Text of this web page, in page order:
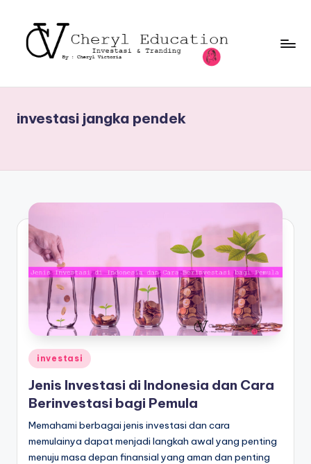
investasi jangka pendek
Posted
in
investasi
Jenis Investasi di Indonesia dan Cara
Berinvestasi bagi Pemula
Memahami berbagai jenis investasi dan cara
memulainya dapat menjadi langkah awal yang penting
menuju masa depan finansial yang aman dan penting